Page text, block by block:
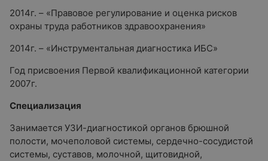
2014г. – «Правовое регулирование и оценка рисков
охраны труда работников здравоохранения»
2014г. – «Инструментальная диагностика ИБС»
Год присвоения Первой квалификационной категории
2007г.
Специализация
Занимается УЗИ-диагностикой органов брюшной
полости, мочеполовой системы, сердечно-сосудистой
системы, суставов, молочной, щитовидной,